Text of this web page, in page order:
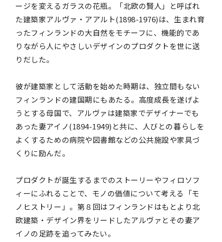
ージを変えるガラスの花瓶。「北欧の賢人」と呼ばれ
た建築家アルヴァ・アアルト(1898-1976)は、生まれ育
ったフィンランドの大自然をモチーフに、機能的であ
りながら人にやさしいデザインのプロダクトを世に送
りだした。
彼が建築家として活動を始めた時期は、独立間もない
フィンランドの建国期にもあたる。高度成長を遂げよ
うとする母国で、アルヴァは建築家でデザイナーでも
あった妻アイノ(1894-1949)と共に、人びとの暮らしを
よくするための病院や図書館などの公共施設や家具づ
くりに励んだ。
プロダクトが誕生するまでのストーリーやフィロソフ
ィーにふれることで、モノの価値について考える「モ
ノヒストリー」。第８回はフィンランドはもとより北
欧建築・デザイン界をリードしたアルヴァとその妻ア
イノの足跡を追ってみたい。